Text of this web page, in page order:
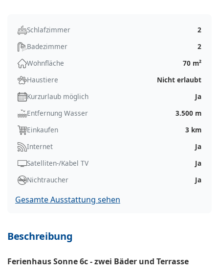
Schlafzimmer
2
Badezimmer
2
Wohnfläche
70 m²
Haustiere
Nicht erlaubt
Kurzurlaub möglich
Ja
Entfernung Wasser
3.500 m
Einkaufen
3 km
Internet
Ja
Satelliten-/Kabel TV
Ja
Nichtraucher
Ja
Gesamte Ausstattung sehen
Beschreibung
Ferienhaus Sonne 6c - zwei Bäder und Terrasse